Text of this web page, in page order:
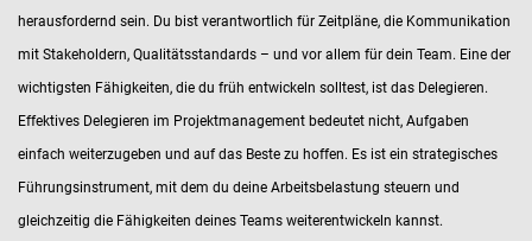
herausfordernd sein. Du bist verantwortlich für Zeitpläne, die Kommunikation
mit Stakeholdern, Qualitätsstandards – und vor allem für dein Team. Eine der
wichtigsten Fähigkeiten, die du früh entwickeln solltest, ist das Delegieren.
Effektives Delegieren im Projektmanagement bedeutet nicht, Aufgaben
einfach weiterzugeben und auf das Beste zu hoffen. Es ist ein strategisches
Führungsinstrument, mit dem du deine Arbeitsbelastung steuern und
gleichzeitig die Fähigkeiten deines Teams weiterentwickeln kannst.